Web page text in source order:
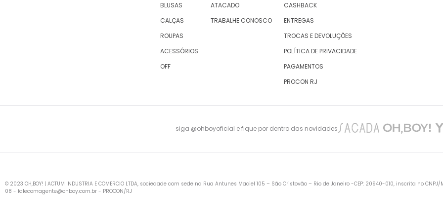
BLUSAS
CALÇAS
ROUPAS
ACESSÓRIOS
OFF
ATACADO
TRABALHE CONOSCO
CASHBACK
ENTREGAS
TROCAS E DEVOLUÇÕES
POLÍTICA DE PRIVACIDADE
PAGAMENTOS
PROCON RJ
siga @ohboyoficial e fique por dentro das novidades
© 2023 OH,BOY! | ACTUM INDUSTRIA E COMERCIO LTDA, sociedade com sede na Rua Antunes Maciel 105 – São Cristovão – Rio de Janeiro -CEP: 20940-010, inscrita no
08 - falecomagente@ohboy.com.br - PROCON/RJ